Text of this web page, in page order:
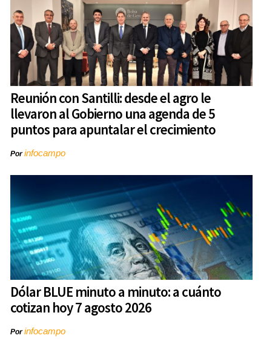
Reunión con Santilli: desde el agro le
llevaron al Gobierno una agenda de 5
puntos para apuntalar el crecimiento
Porinfocampo
Dólar BLUE minuto a minuto: a cuánto
cotizan hoy 7 agosto 2026
Porinfocampo